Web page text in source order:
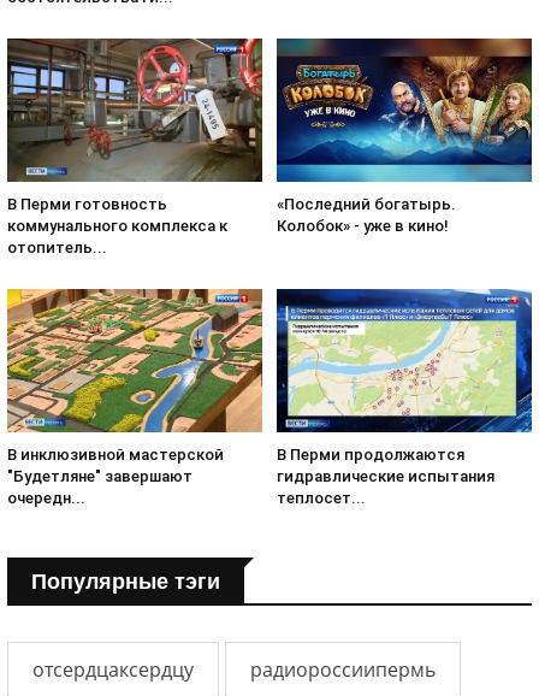
В Перми готовность
коммунального комплекса к
отопитель...
«Последний богатырь.
Колобок» - уже в кино!
В инклюзивной мастерской
"Будетляне" завершают
очередн...
В Перми продолжаются
гидравлические испытания
теплосет...
Популярные тэги
отсердцаксердцу радиороссиипермь